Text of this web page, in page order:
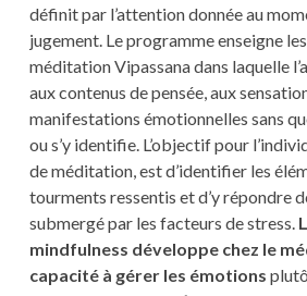
définit par l’attention donnée au
jugement. Le programme enseigne
méditation Vipassana dans laquelle
aux contenus de pensée, aux
manifestations émotionnelles sans
ou s’y identifie. L’objectif pour
de méditation, est d’identifier les
tourments ressentis et d’y répondre
submergé par les facteurs de stress.
mindfulness développe chez le
capacité à gérer les émotions